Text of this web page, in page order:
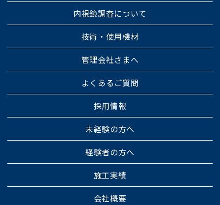
内視鏡調査について
技術・使用機材
管理会社さまへ
よくあるご質問
採用情報
未経験の方へ
経験者の方へ
施工実績
会社概要